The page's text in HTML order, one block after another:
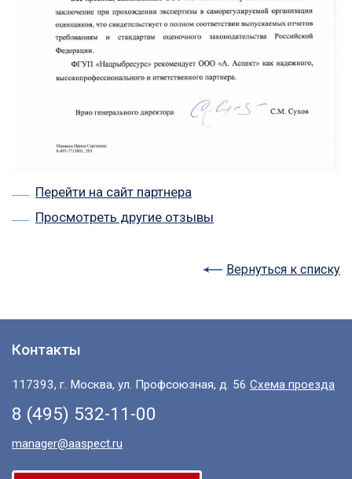
Перейти на сайт партнера
Просмотреть другие отзывы
Вернуться к списку
Контакты
117393, г. Москва, ул. Профсоюзная, д. 56 Схема проезда
8 (495) 532-11-00
manager@aaspect.ru